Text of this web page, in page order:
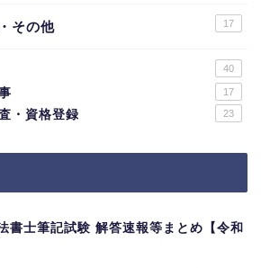
その他 17
40
17
・資格登録 23
書士筆記試験 解答速報等まとめ【令和